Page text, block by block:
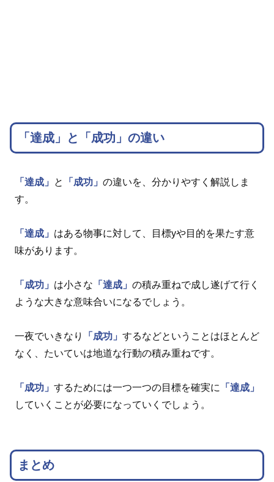
「達成」と「成功」の違い
「達成」 と 「成功」 の違いを、分かりやすく解説しま
す。
「達成」 はある物事に対して、目標yや目的を果たす意
味があります。
「成功」 は小さな 「達成」 の積み重ねで成し遂げて行く
ような大きな意味合いになるでしょう。
一夜でいきなり 「成功」 するなどということはほとんど
なく、たいていは地道な行動の積み重ねです。
「成功」 するためには一つ一つの目標を確実に 「達成」
していくことが必要になっていくでしょう。
まとめ